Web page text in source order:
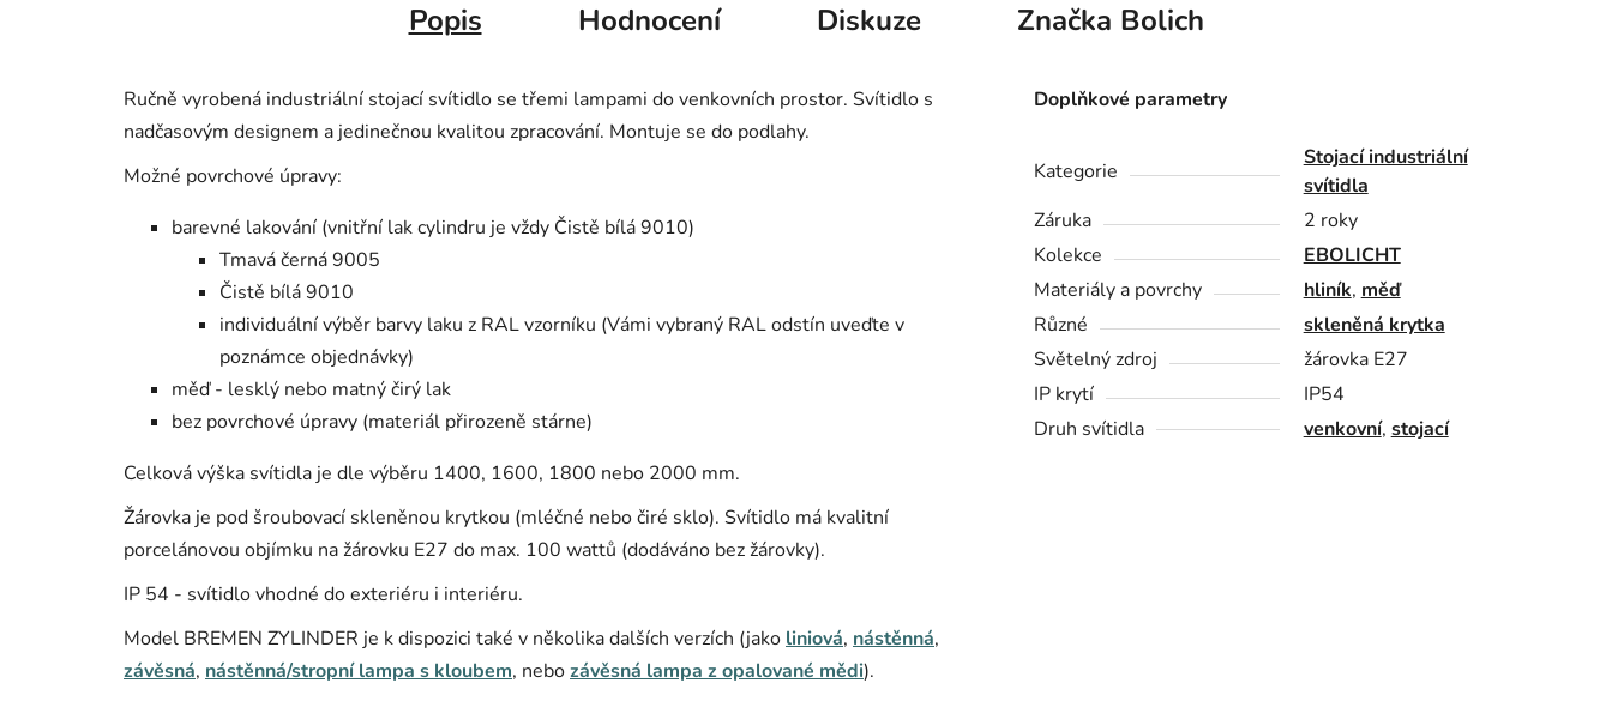
Popis Hodnocení Diskuze Značka Bolich
Ručně vyrobená industriální stojací svítidlo se třemi lampami do venkovních prostor. Svítidlo s
nadčasovým designem a jedinečnou kvalitou zpracování. Montuje se do podlahy.
Možné povrchové úpravy:
barevné lakování (vnitřní lak cylindru je vždy Čistě bílá 9010)
Tmavá černá 9005
Čistě bílá 9010
individuální výběr barvy laku z RAL vzorníku (Vámi vybraný RAL odstín uveďte v
poznámce objednávky)
měď - lesklý nebo matný čirý lak
bez povrchové úpravy (materiál přirozeně stárne)
Celková výška svítidla je dle výběru 1400, 1600, 1800 nebo 2000 mm.
Žárovka je pod šroubovací skleněnou krytkou (mléčné nebo čiré sklo). Svítidlo má kvalitní
porcelánovou objímku na žárovku E27 do max. 100 wattů (dodáváno bez žárovky).
IP 54 - svítidlo vhodné do exteriéru i interiéru.
Model BREMEN ZYLINDER je k dispozici také v několika dalších verzích (jako liniová, nástěnná,
závěsná, nástěnná/stropní lampa s kloubem, nebozávěsná lampa z opalované mědi).
Doplňkové parametry
Kategorie
Stojací industriální
svítidla
Záruka
2 roky
Kolekce
EBOLICHT
Materiály a povrchy
hliník, měď
Různé
skleněná krytka
Světelný zdroj
žárovka E27
IP krytí
IP54
Druh svítidla
venkovní, stojací